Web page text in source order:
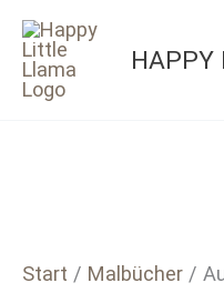
Zum
Inhalt
springen
Start / Malbücher /